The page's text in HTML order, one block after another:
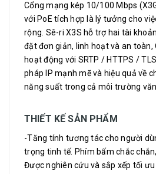
Cổng mạng kép 10/100 Mbps
với PoE tích hợp là lý tưởng cho
rộng. Sê-ri X3S hỗ trợ hai tài
đặt đơn giản, linh hoạt và an toàn,
hoạt động với SRTP / HTTPS /
pháp IP mạnh mẽ và hiệu quả về
năng suất trong cả môi trường
THIẾT KẾ SẢN PHẨM
-Tăng tính tương tác cho người
trọng tinh tế. Phím bấm chắc
Được nghiên cứu và sắp xếp tối